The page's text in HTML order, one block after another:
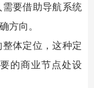
要借助导航系统
方向。
体定位，这种定
的商业节点处设